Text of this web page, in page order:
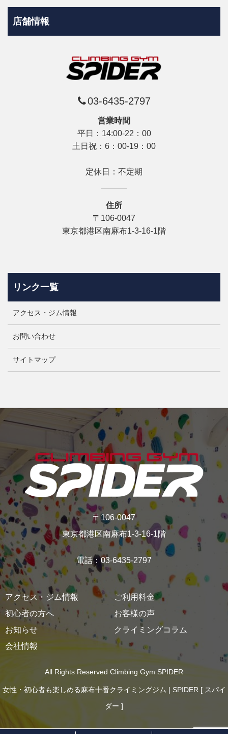
店舗情報
03-6435-2797
営業時間
平日：14:00-22：00
土日祝：6：00-19：00
定休日：不定期
住所
〒106-0047
東京都港区南麻布1-3-16‐1階
リンク一覧
アクセス・ジム情報
お問い合わせ
サイトマップ
〒106-0047
東京都港区南麻布1-3-16‐1階
電話：03-6435-2797
アクセス・ジム情報
ご利用料金
初心者の方へ
お客様の声
お知らせ
クライミングコラム
会社情報
All Rights Reserved Climbing Gym SPIDER
女性・初心者も楽しめる麻布十番クライミングジム | SPIDER [ スパイ
ダー ]